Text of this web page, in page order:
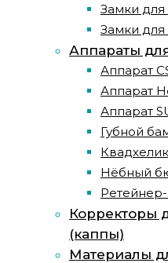
Замки для
Замки
Аппараты
Аппарат
Аппарат
Аппарат
Губной
Нёбный
Корректоры
(каппы)
Материалы